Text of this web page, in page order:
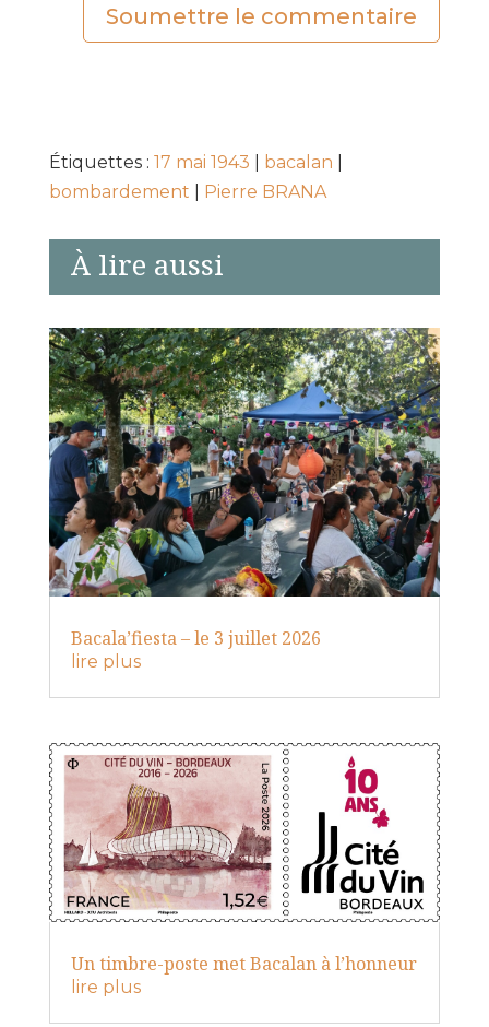
Soumettre le commentaire
Étiquettes : 17 mai 1943 bacalan
bombardement
Pierre BRANA
À lire aussi
Bacala’fiesta – le 3 juillet 2026
lire plus
Un timbre-poste met Bacalan à l’honneur
lire plus